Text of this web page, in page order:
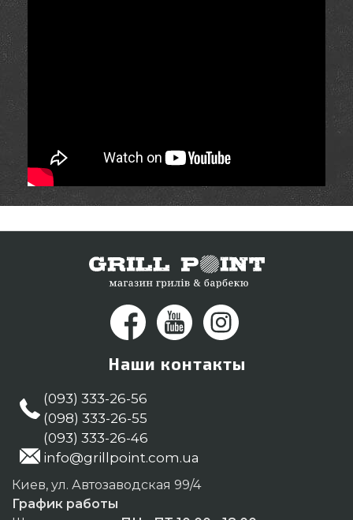
Наши контакты
(093) 333-26-56
(098) 333-26-55
(093) 333-26-46
info@grillpoint.com.ua
Киев, ул. Автозаводская 99/4
График работы